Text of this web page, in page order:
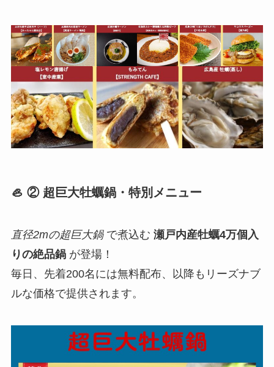
🦪 ② 超巨大牡蠣鍋・特別メニュー
直径2mの超巨大鍋で煮込む 瀬戸内産牡蠣4万個入
りの絶品鍋が登場！
毎日、先着200名には無料配布、以降もリーズナブ
ルな価格で提供されます。